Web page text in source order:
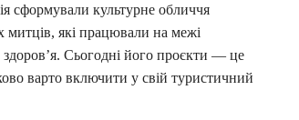
сформували культурне обличчя
митців, які працювали на межі
Сьогодні його проєкти — це
варто включити у свій туристичний